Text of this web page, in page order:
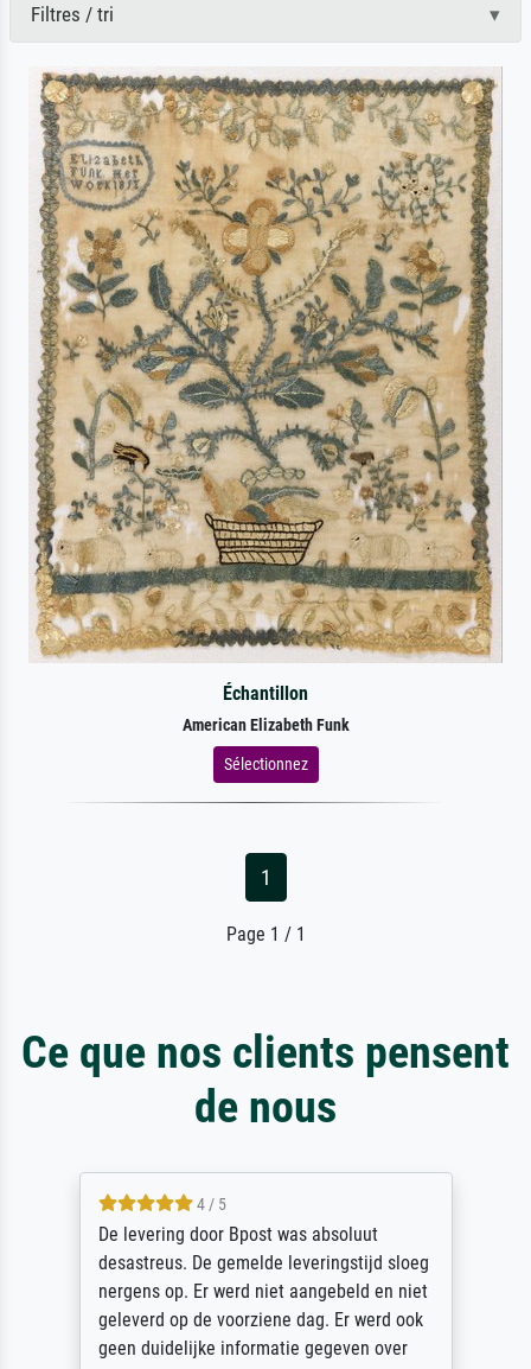
Filtres / tri
Échantillon
American Elizabeth Funk
Sélectionnez
1
Page 1 / 1
Ce que nos clients pensent
de nous
4 / 5
levering door Bpost was absoluut
De gemelde leveringstijd sloeg
op. Er werd niet aangebeld en niet
op de voorziene dag. Er werd ook
duidelijke informatie gegeven over